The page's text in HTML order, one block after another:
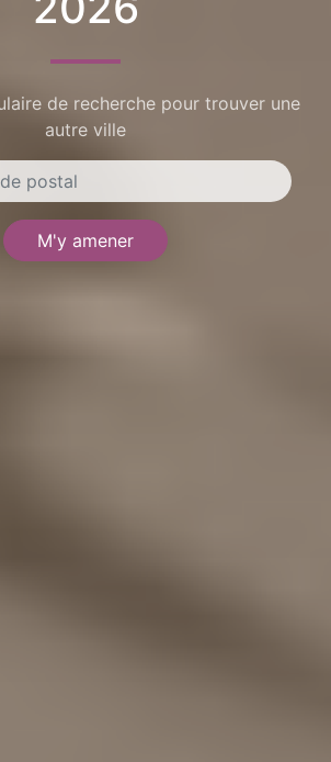
de recherche pour trouver une
autre ville
M'y amener